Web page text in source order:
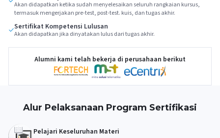
Akan didapatkan ketika sudah menyelesaikan seluruh rangkaian kursus,
termasuk mengerjakan pre-test, post-test. kuis, dan tugas akhir.
Sertifikat Kompetensi Lulusan
Akan didapatkan jika dinyatakan lulus dari tugas akhir.
Alumni kami telah bekerja di perusahaan berikut
Alur Pelaksanaan Program Sertifikasi
Pelajari Keseluruhan Materi